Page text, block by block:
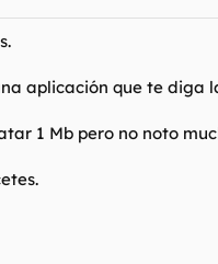
aplicación que te diga
1 Mb pero no noto